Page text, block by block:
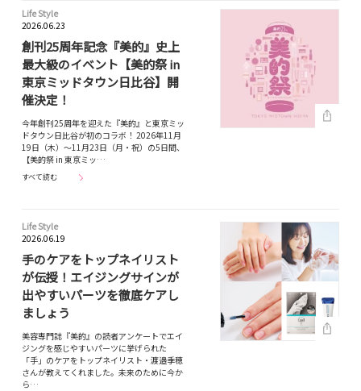
Life Style
2026.06.23
創刊25周年記念『美的』史上
最大級のイベント【美的祭 in
東京ミッドタウン日比谷】開
催決定！
今年創刊25周年を迎えた『美的』と東京ミッ
ドタウン日比谷が初のコラボ！ 2026年11月
19日（木）～11月23日（月・祝）の5日間、
【美的祭 in 東京ミッ…
すべて読む
Life Style
2026.06.19
手のケアをトップネイリスト
が伝授！エイジングサインが
出やすいパーツを徹底ケアし
ましょう
美容専門誌『美的』の読者アンケートでエイ
ジングを感じやすいパーツに挙げられた
「手」のケアをトップネイリスト・渡邉季穂
さんが教えてくれました。未来のために今か
ら…